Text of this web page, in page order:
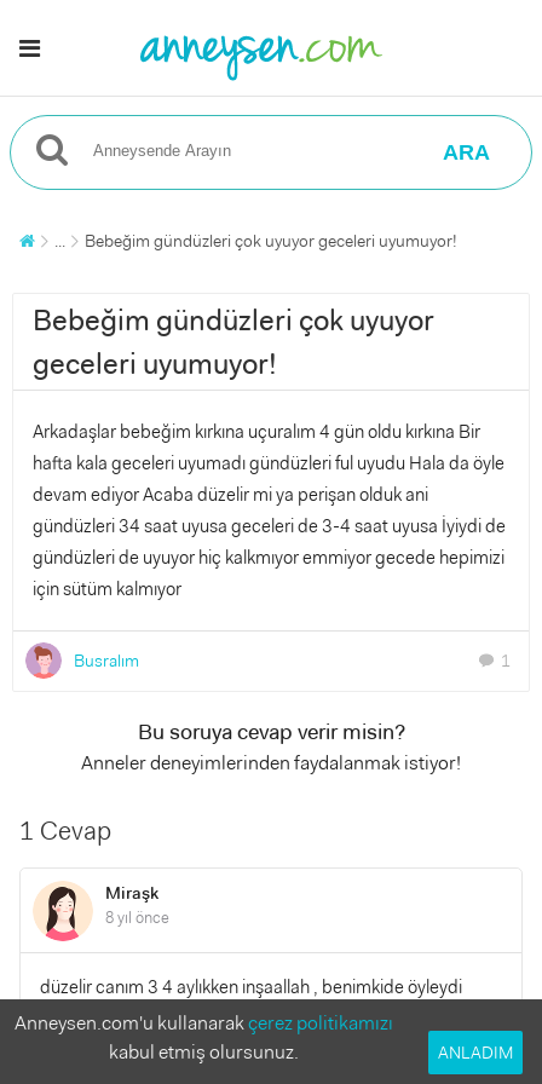
ARA
... Bebeğim gündüzleri çok uyuyor geceleri uyumuyor!
Bebeğim gündüzleri çok uyuyor
geceleri uyumuyor!
Arkadaşlar bebeğim kırkına uçuralım 4 gün oldu kırkına Bir
hafta kala geceleri uyumadı gündüzleri ful uyudu Hala da öyle
devam ediyor Acaba düzelir mi ya perişan olduk ani
gündüzleri 34 saat uyusa geceleri de 3-4 saat uyusa İyiydi de
gündüzleri de uyuyor hiç kalkmıyor emmiyor gecede hepimizi
için sütüm kalmıyor
Busralım chat 1
Bu soruya cevap verir misin?
Anneler deneyimlerinden faydalanmak istiyor!
1 Cevap
Miraşk
8 yıl önce
düzelir canım 3 4 aylıkken inşaallah , benimkide öyleydi
şimdi yavaş yavaş düzeliyo biraz sabır , geceleri bi su
bardağı kaynar suya iki tatlı kaşığı humana steel tea var
Anneysen.com'u kullanarakçerez politikamızı
kabul etmiş olursunuz.
ANLADIM